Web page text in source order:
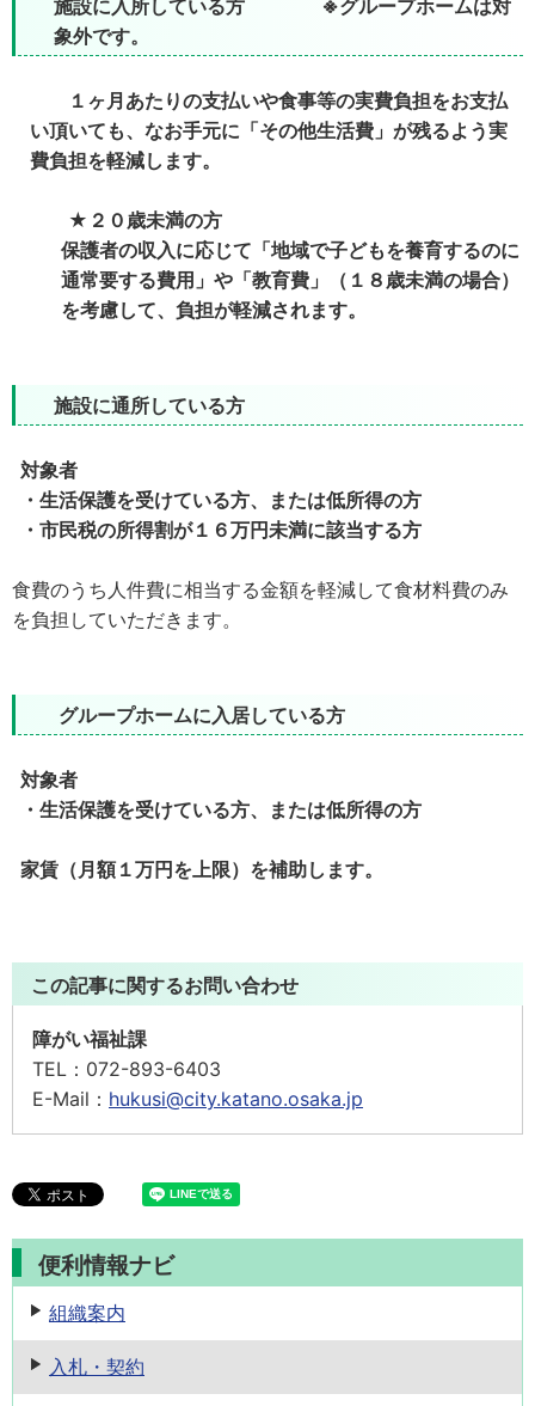
施設に入所している方 ※グループホームは対
象外です。
１ヶ月あたりの支払いや食事等の実費負担をお支払
い頂いても、なお手元に「その他生活費」が残るよう実
費負担を軽減します。
★２０歳未満の方
保護者の収入に応じて「地域で子どもを養育するのに
通常要する費用」や「教育費」（１８歳未満の場合）
を考慮して、負担が軽減されます。
施設に通所している方
対象者
・生活保護を受けている方、または低所得の方
・市民税の所得割が１６万円未満に該当する方
食費のうち人件費に相当する金額を軽減して食材料費のみ
を負担していただきます。
グループホームに入居している方
対象者
・生活保護を受けている方、または低所得の方
家賃（月額１万円を上限）を補助します。
この記事に関するお問い合わせ
障がい福祉課
TEL： 072-893-6403
E-Mail： hukusi@city.katano.osaka.jp
便利情報ナビ
組織案内
入札・契約